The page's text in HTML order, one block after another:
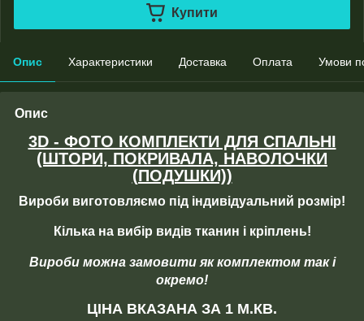
Купити
Опис Характеристики Доставка Оплата Умови
Опис
3D - ФОТО КОМПЛЕКТИ ДЛЯ СПАЛЬНІ
(ШТОРИ, ПОКРИВАЛА, НАВОЛОЧКИ
(ПОДУШКИ))
Вироби виготовляємо під індивідуальний розмір!
Кілька на вибір видів тканин і кріплень!
Вироби можна замовити як комплектом так і
окремо!
ЦІНА ВКАЗАНА ЗА 1 М.КВ.